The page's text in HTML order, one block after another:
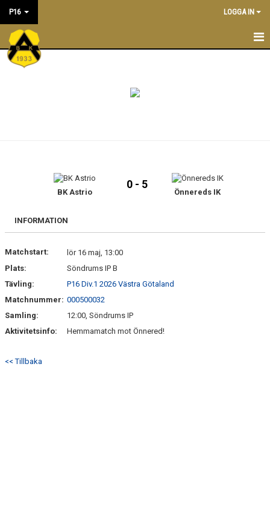
P16 LOGGA IN
P16
DOKUMENT
ÖVERGÅNGSPOLICY
BK Astrio
0 - 5
Önnereds IK
INFORMATION
Matchstart:
lör 16 maj, 13:00
Plats:
Söndrums IP B
Tävling:
P16 Div.1 2026 Västra Götaland
Matchnummer: 000500032
Samling:
12:00, Söndrums IP
Aktivitetsinfo:
Hemmamatch mot Önnered!
<< Tillbaka